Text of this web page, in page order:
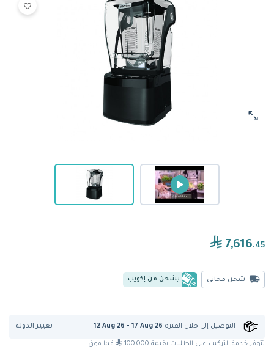
7,616.45
شحن مجاني يشحن من إكويب
التوصيل إلى خلال الفترة 12 Aug 26 - 17 Aug 26 تغيير الدولة
تتوفر خدمة التركيب على الطلبات بقيمة 100,000 فما فوق.